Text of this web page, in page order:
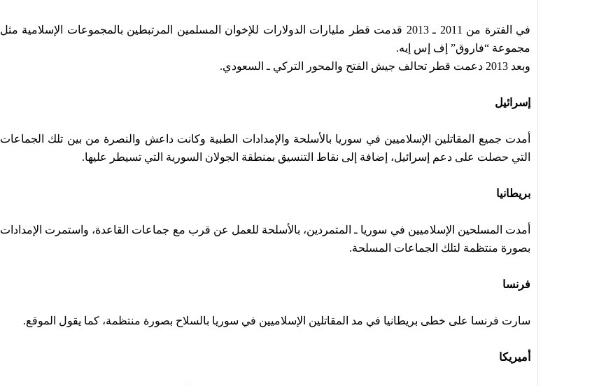
في الفترة من 2011 ـ 2013 قدمت قطر مليارات الدولارات للإخوان المسلمين المرتبطين بالمجموعات الإسلامية مثل
مجموعة “فاروق” إف إس إيه.
وبعد 2013 دعمت قطر تحالف جيش الفتح والمحور التركي ـ السعودي.
إسرائيل
أمدت جميع المقاتلين الإسلاميين في سوريا بالأسلحة والإمدادات الطبية وكانت داعش والنصرة من بين تلك الجماعات
التي حصلت على دعم إسرائيل، إضافة إلى نقاط التنسيق بمنطقة الجولان السورية التي تسيطر عليها.
بريطانيا
أمدت المسلحين الإسلاميين في سوريا ـ المتمردين، بالأسلحة للعمل عن قرب مع جماعات القاعدة، واستمرت الإمدادات
بصورة منتظمة لتلك الجماعات المسلحة.
فرنسا
سارت فرنسا على خطى بريطانيا في مد المقاتلين الإسلاميين في سوريا بالسلاح بصورة منتظمة، كما يقول الموقع.
أميريكا